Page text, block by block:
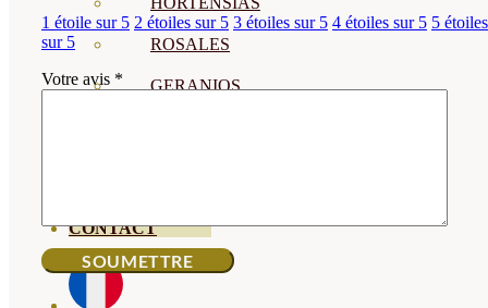
ROSALES
GERANIOS
CONTACT
1 étoile sur 5 2 étoiles sur 5 3 étoiles sur 5 4 étoiles sur 5 5 étoiles
sur 5
Votre avis *